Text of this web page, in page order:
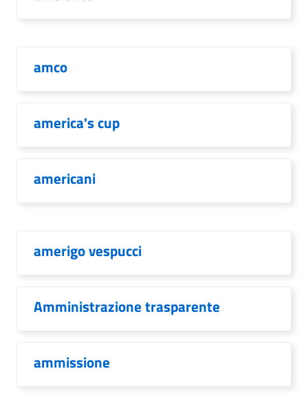
amco
america's cup
americani
amerigo vespucci
Amministrazione trasparente
ammissione